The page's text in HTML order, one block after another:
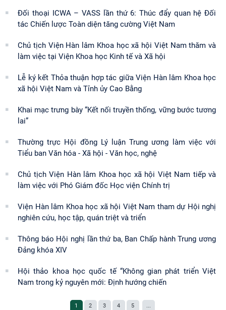
Đối thoại ICWA – VASS lần thứ 6: Thúc đẩy quan hệ Đối
tác Chiến lược Toàn diện tăng cường Việt Nam
Chủ tịch Viện Hàn lâm Khoa học xã hội Việt Nam thăm và
làm việc tại Viện Khoa học Kinh tế và Xã hội
Lễ ký kết Thỏa thuận hợp tác giữa Viện Hàn lâm Khoa học
xã hội Việt Nam và Tỉnh ủy Cao Bằng
Khai mạc trưng bày “Kết nối truyền thống, vững bước tương
lai”
Thường trực Hội đồng Lý luận Trung ương làm việc với
Tiểu ban Văn hóa - Xã hội - Văn học, nghệ
Chủ tịch Viện Hàn lâm Khoa học xã hội Việt Nam tiếp và
làm việc với Phó Giám đốc Học viện Chính trị
Viện Hàn lâm Khoa học xã hội Việt Nam tham dự Hội nghị
nghiên cứu, học tập, quán triệt và triển
Thông báo Hội nghị lần thứ ba, Ban Chấp hành Trung ương
Đảng khóa XIV
Hội thảo khoa học quốc tế “Không gian phát triển Việt
Nam trong kỷ nguyên mới: Định hướng chiến
1 2 3 4 5 ...